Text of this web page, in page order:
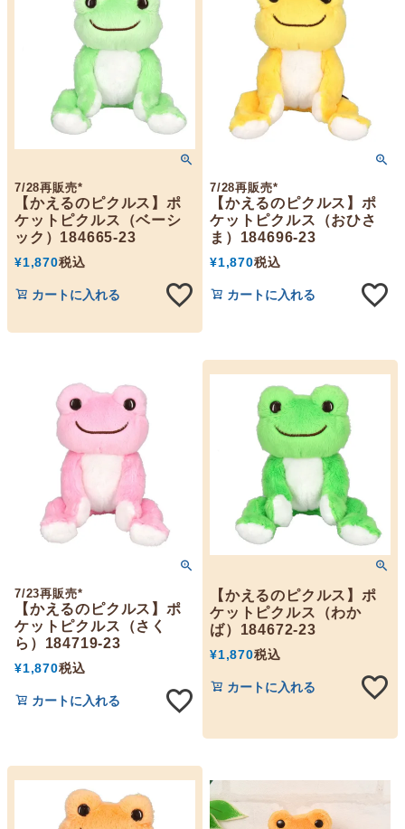
7/28再販売*
【かえるのピクルス】ポ
ケットピクルス（ベーシ
ック）184665-23
¥1,870税込
カートに入れる
7/28再販売*
【かえるのピクルス】ポ
ケットピクルス（おひさ
ま）184696-23
¥1,870税込
カートに入れる
7/23再販売*
【かえるのピクルス】ポ
ケットピクルス（さく
ら）184719-23
¥1,870税込
カートに入れる
【かえるのピクルス】ポ
ケットピクルス（わか
ば）184672-23
¥1,870税込
カートに入れる